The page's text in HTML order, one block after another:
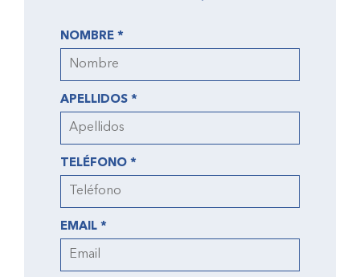
NOMBRE *
APELLIDOS *
TELÉFONO *
EMAIL *